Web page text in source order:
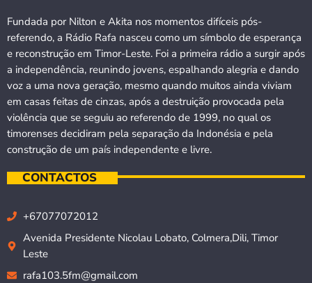
Fundada por Nilton e Akita nos momentos difíceis pós-
referendo, a Rádio Rafa nasceu como um símbolo de esperança
e reconstrução em Timor-Leste. Foi a primeira rádio a surgir após
a independência, reunindo jovens, espalhando alegria e dando
voz a uma nova geração, mesmo quando muitos ainda viviam
em casas feitas de cinzas, após a destruição provocada pela
violência que se seguiu ao referendo de 1999, no qual os
timorenses decidiram pela separação da Indonésia e pela
construção de um país independente e livre.
CONTACTOS
+67077072012
Avenida Presidente Nicolau Lobato, Colmera,Dili, Timor
Leste
rafa103.5fm@gmail.com